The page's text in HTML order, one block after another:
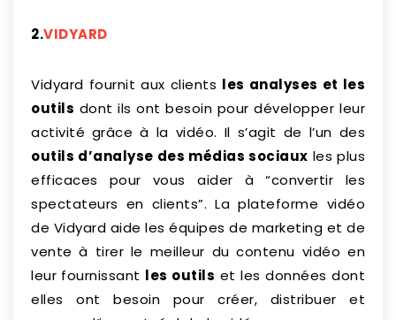
2.VIDYARD
Vidyard fournit aux clients les analyses et les
outils dont ils ont besoin pour développer leur
activité grâce à la vidéo. Il s’agit de l’un des
outils d’analyse des médias sociaux les plus
efficaces pour vous aider à “convertir les
spectateurs en clients”. La plateforme vidéo
de Vidyard aide les équipes de marketing et de
vente à tirer le meilleur du contenu vidéo en
leur fournissant les outils et les données dont
elles ont besoin pour créer, distribuer et